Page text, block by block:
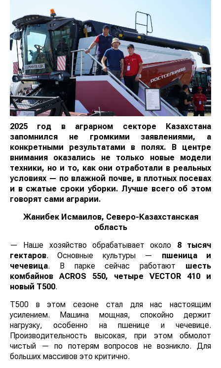
2025 год в аграрном секторе Казахстана
запомнился не громкими заявлениями, а
конкретными результатами в полях. В центре
внимания оказались не только новые модели
техники, но и то, как они отработали в реальных
условиях — по влажной почве, в плотных посевах
и в сжатые сроки уборки. Лучше всего об этом
говорят сами аграрии.
Жанибек Исмаилов, Северо-Казахстанская
область
— Наше хозяйство обрабатывает около 8 тысяч
гектаров. Основные культуры — пшеница и
чечевица. В парке сейчас работают шесть
комбайнов ACROS 550, четыре VECTOR 410 и
новый Т500.
Т500 в этом сезоне стал для нас настоящим
усилением. Машина мощная, спокойно держит
нагрузку, особенно на пшенице и чечевице.
Производительность высокая, при этом обмолот
чистый — по потерям вопросов не возникло. Для
больших массивов это критично.